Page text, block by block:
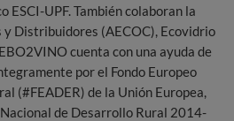
ESCI-UPF. También colaboran la
y Distribuidores (AECOC), Ecovidrio
cuenta con una ayuda de
por el Fondo Europeo
(#FEADER) de la Unión Europea,
de Desarrollo Rural 2014-